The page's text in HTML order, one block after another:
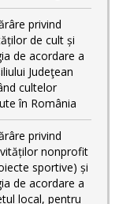
privind
de cult și
de acordare a
Judeţean
cultelor
în România
privind
nonprofit
sportive) și
de acordare a
local, pentru